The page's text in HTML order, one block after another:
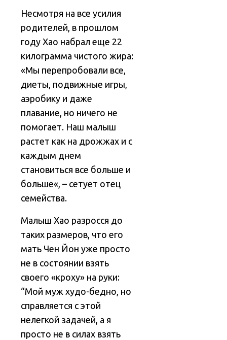
Несмотря на все усилия
родителей, в прошлом
году Хао набрал еще 22
килограмма чистого жира:
«Мы перепробовали все,
диеты, подвижные игры,
аэробику и даже
плавание, но ничего не
помогает. Наш малыш
растет как на дрожжах и с
каждым днем
становиться все больше и
больше«, – сетует отец
семейства.
Малыш Хао разросся до
таких размеров, что его
мать Чен Йон уже просто
не в состоянии взять
своего «кроху» на руки:
“Мой муж худо-бедно, но
справляется с этой
нелегкой задачей, а я
просто не в силах взять